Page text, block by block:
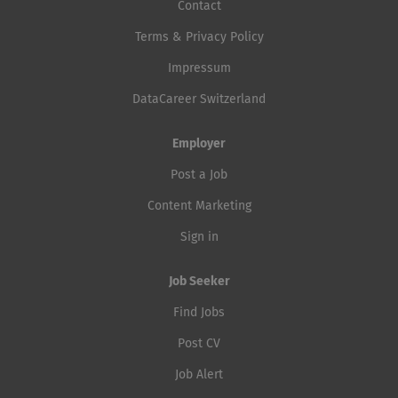
Contact
Terms & Privacy Policy
Impressum
DataCareer Switzerland
Employer
Post a Job
Content Marketing
Sign in
Job Seeker
Find Jobs
Post CV
Job Alert